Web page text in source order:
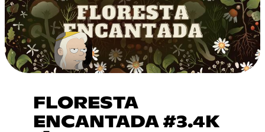
FLORESTA
ENCANTADA #3.4K